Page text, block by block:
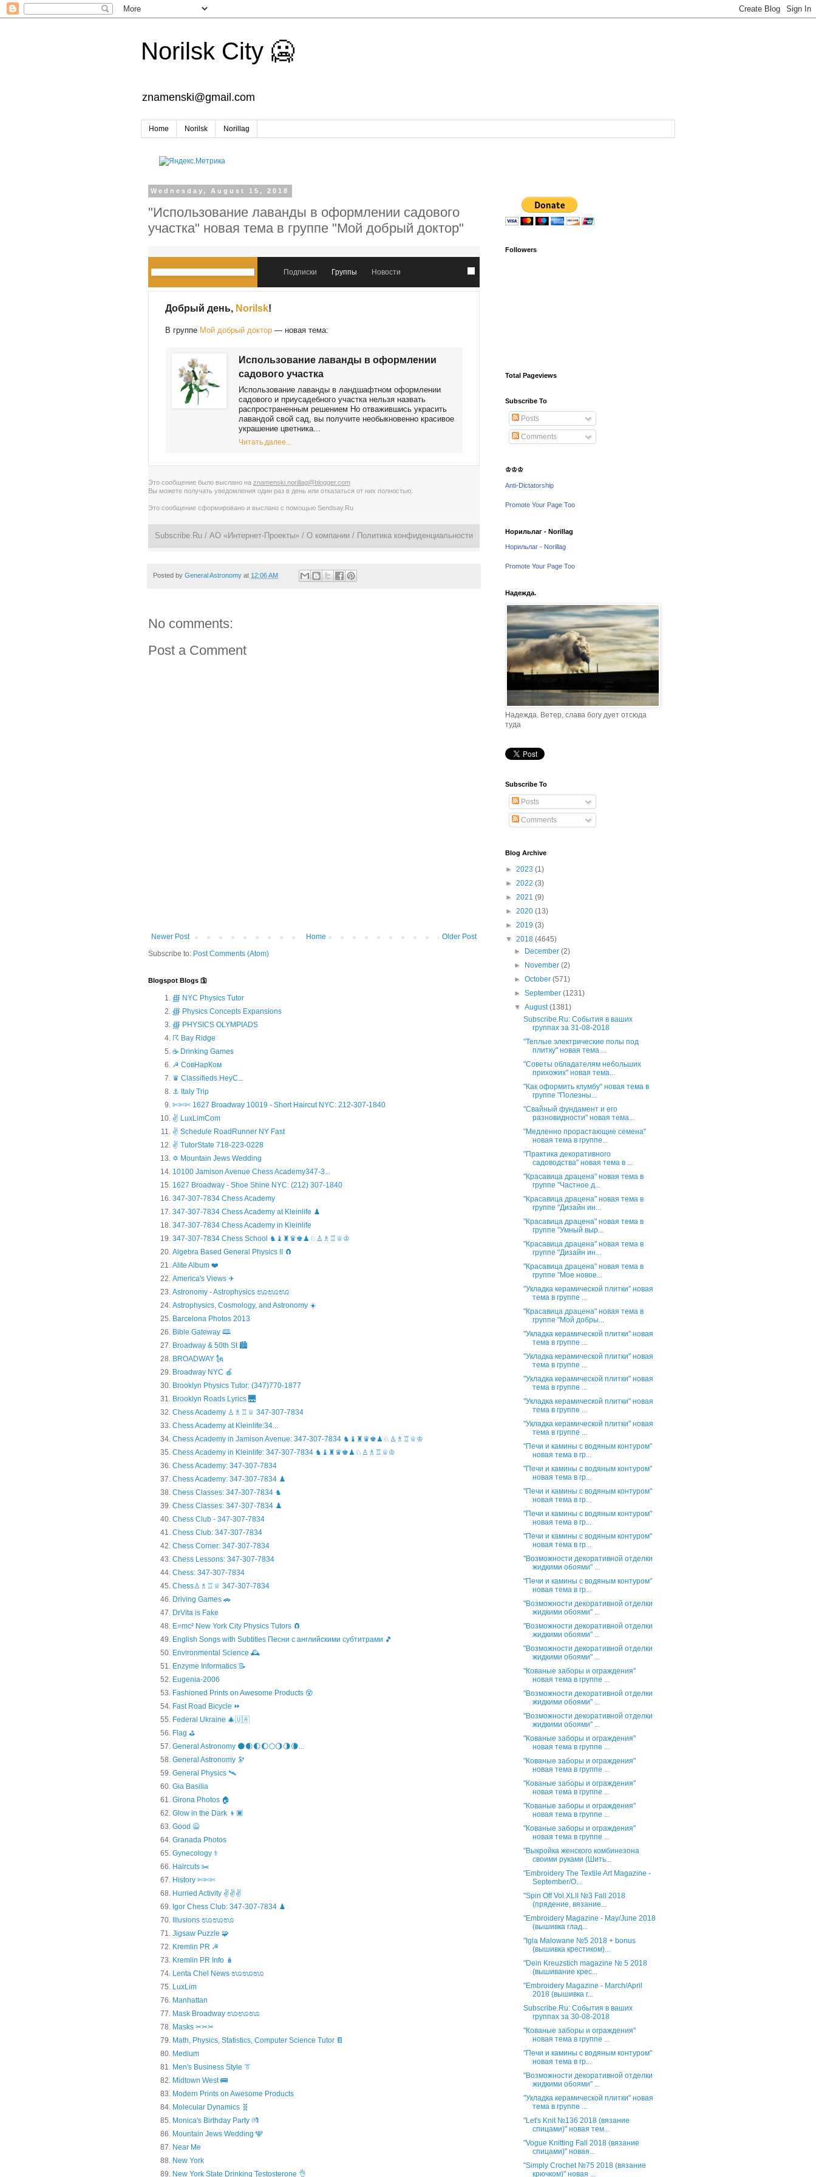
Norilsk City 🥶
znamenski@gmail.com
Home Norilsk Norillag
Wednesday, August 15, 2018
"Использование лаванды в оформлении садового
участка" новая тема в группе "Мой добрый доктор"
Подписки Группы Новости
Добрый день, Norilsk!
В группе Мой добрый доктор — новая тема:
Использование лаванды в оформлении
садового участка
Использование лаванды в ландшафтном оформлении
садового и приусадебного участка нельзя назвать
распространенным решением Но отважившись украсить
лавандой свой сад, вы получите необыкновенно красивое
украшение цветника...
Читать далее...
Это сообщение было выслано на znamenski.norillag@blogger.com
Вы можете получать уведомления один раз в день или отказаться от них полностью
Это сообщение сформировано и выслано с помощью Sendsay.Ru
Subscribe.Ru / АО «Интернет-Проекты» / О компании / Политика конфиденциальности
Posted by General Astronomy at 12:06 AM
No comments:
Post a Comment
Newer Post Older Post
Home
Subscribe to: Post Comments (Atom)
Blogspot Blogs 🛐
∰ NYC Physics Tutor
∰ Physics Concepts Expansions
∰ PHYSICS OLYMPIADS
☈ Bay Ridge
☕ Drinking Games
☭ СовНарКом
♛ Classifieds.HeyC...
⚓ Italy Trip
✄✄✄ 1627 Broadway 10019 - Short Haircut NYC: 212-307-1840
✌ LuxLimCom
✌ Schedule RoadRunner NY Fast
✌ TutorState 718-223-0228
✡ Mountain Jews Wedding
10100 Jamison Avenue Chess Academy347-3...
1627 Broadway - Shoe Shine NYC: (212) 307-1840
347-307-7834 Chess Academy
347-307-7834 Chess Academy at Kleinlife ♟️
347-307-7834 Chess Academy in Kleinlife
347-307-7834 Chess School ♞♝♜♛♚♟♘♙♗♖♕♔
Algebra Based General Physics II 🧲
Alite Album ❤️
America's Views ✈
Astronomy - Astrophysics ಊಊಊ
Astrophysics, Cosmology, and Astronomy ☀️
Barcelona Photos 2013
Bible Gateway 🕮
Broadway & 50th St 🏙️
BROADWAY 🗽
Broadway NYC 🍎
Brooklyn Physics Tutor: (347)770-1877
Brooklyn Roads Lyrics 🌉
Chess Academy ♙♗♖♕ 347-307-7834
Chess Academy at Kleinlife:34...
Chess Academy in Jamison Avenue: 347-307-7834 ♞♝♜♛♚♟♘♙♗♖♕♔
Chess Academy in Kleinlife: 347-307-7834 ♞♝♜♛♚♟♘♙♗♖♕♔
Chess Academy: 347-307-7834
Chess Academy: 347-307-7834 ♟️
Chess Classes: 347-307-7834 ♞
Chess Classes: 347-307-7834 ♟️
Chess Club - 347-307-7834
Chess Club: 347-307-7834
Chess Corner: 347-307-7834
Chess Lessons: 347-307-7834
Chess: 347-307-7834
Chess♙♗♖♕ 347-307-7834
Driving Games 🚗
DrVita is Fake
E=mc² New York City Physics Tutors 🧲
English Songs with Subtitles Песни с английскими субтитрами 🎵
Environmental Science 🕰️
Enzyme Informatics 📝
Eugenia-2006
Fashioned Prints on Awesome Products 😵
Fast Road Bicycle ⏩
Federal Ukraine 🎄🇺🇦
Flag ⛳
General Astronomy 🌑🌒🌓🌔🌕🌖🌗🌘...
General Astronomy 🔭
General Physics 🛰
Gia Basilia
Girona Photos 🏠
Glow in the Dark 👦🏿
Good 🙅
Granada Photos
Gynecology ⚕️
Haircuts ✂️
History ✄✄✄
Hurried Activity ✌✌✌
Igor Chess Club: 347-307-7834 ♟️
Illusions ಊಊಊ
Jigsaw Puzzle 🧩
Kremlin PR ☭
Kremlin PR Info 🪆
Lenta Chel News ಊಊಊ
LuxLim
Manhattan
Mask Broadway ಊಊಊ
Masks ✂✂✂
Math, Physics, Statistics, Computer Science Tutor 📔
Medium
Men's Business Style 👔
Midtown West 🚌
Modern Prints on Awesome Products
Molecular Dynamics 🧬
Monica's Birthday Party 💏
Mountain Jews Wedding 🕎
Near Me
New York
New York State Drinking Testosterone 👌
Followers
Total Pageviews
Subscribe To
Posts
Comments
♔♔♔
Anti-Dictatorship
Promote Your Page Too
Норильлаг - Norillag
Норильлаг - Norillag
Promote Your Page Too
Надежда.
Надежда. Ветер, слава богу дует отсюда
туда
Subscribe To
Posts
Comments
Blog Archive
► 2023 (1)
► 2022 (3)
► 2021 (9)
► 2020 (13)
► 2019 (3)
▼ 2018 (4645)
►
December(2)
►
November(2)
►October(571)
►September(1231)
▼August(1381)
Subscribe.Ru: События в ваших
группах за 31-08-2018
"Теплые электрические полы под
плитку" новая тема ...
"Советы обладателям небольших
прихожих" новая тема...
"Как оформить клумбу" новая тема в
группе "Полезны...
"Свайный фундамент и его
разновидности" новая тема...
"Медленно прорастающие семена"
новая тема в группе...
"Практика декоративного
садоводства" новая тема в ...
"Красавица драцена" новая тема в
группе "Частное д...
"Красавица драцена" новая тема в
группе "Дизайн ин...
"Красавица драцена" новая тема в
группе "Умный выр...
"Красавица драцена" новая тема в
группе "Дизайн ин...
"Красавица драцена" новая тема в
группе "Мое новое...
"Укладка керамической плитки" новая
тема в группе ...
"Красавица драцена" новая тема в
группе "Мой добры...
"Укладка керамической плитки" новая
тема в группе ...
"Укладка керамической плитки" новая
тема в группе ...
"Укладка керамической плитки" новая
тема в группе ...
"Укладка керамической плитки" новая
тема в группе ...
"Укладка керамической плитки" новая
тема в группе ...
"Печи и камины с водяным контуром"
новая тема в гр...
"Печи и камины с водяным контуром"
новая тема в гр...
"Печи и камины с водяным контуром"
новая тема в гр...
"Печи и камины с водяным контуром"
новая тема в гр...
"Печи и камины с водяным контуром"
новая тема в гр...
"Возможности декоративной отделки
жидкими обоями" ...
"Печи и камины с водяным контуром"
новая тема в гр...
"Возможности декоративной отделки
жидкими обоями" ...
"Возможности декоративной отделки
жидкими обоями" ...
"Возможности декоративной отделки
жидкими обоями" ...
"Кованые заборы и ограждения"
новая тема в группе ...
"Возможности декоративной отделки
жидкими обоями" ...
"Возможности декоративной отделки
жидкими обоями" ...
"Кованые заборы и ограждения"
новая тема в группе ...
"Кованые заборы и ограждения"
новая тема в группе ...
"Кованые заборы и ограждения"
новая тема в группе ...
"Кованые заборы и ограждения"
новая тема в группе ...
"Кованые заборы и ограждения"
новая тема в группе ...
"Выкройка женского комбинезона
своими руками (Шить...
"Embroidery The Textile Art Magazine -
September/O...
"Spin Off Vol.XLII №3 Fall 2018
(прядение, вязание...
"Embroidery Magazine - May/June 2018
(вышивка глад...
"Igla Malowane №5 2018 + bonus
(вышивка крестиком)...
"Dein Kreuzstich magazine № 5 2018
(вышивание крес...
"Embroidery Magazine - March/April
2018 (вышивка г...
Subscribe.Ru: События в ваших
группах за 30-08-2018
"Кованые заборы и ограждения"
новая тема в группе ...
"Печи и камины с водяным контуром"
новая тема в гр...
"Возможности декоративной отделки
жидкими обоями" ...
"Укладка керамической плитки" новая
тема в группе ...
"Let's Knit №136 2018 (вязание
спицами)" новая тем...
"Vogue Knitting Fall 2018 (вязание
спицами)" новая...
"Simply Crochet №75 2018 (вязание
крючком)" новая ...